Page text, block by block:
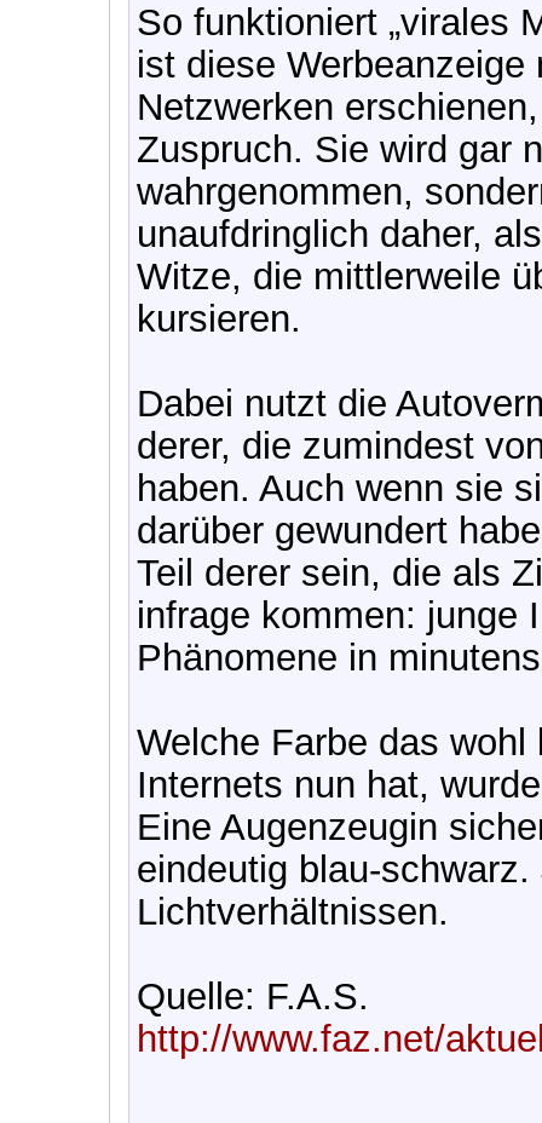
So funktioniert „virales
ist diese
Netzwerken
Zuspruch. Sie wird gar
wahrgenommen,
unaufdringlich daher,
Witze, die mittlerweile
kursieren.
Dabei nutzt die
derer, die zumindest
haben. Auch wenn sie
darüber gewundert
Teil derer sein, die als
infrage kommen: junge
Phänomene in
Welche Farbe das
Internets nun hat,
Eine Augenzeugin
eindeutig blau-
Lichtverhältnissen.
Quelle: F.A.S.
http://www.faz.net/